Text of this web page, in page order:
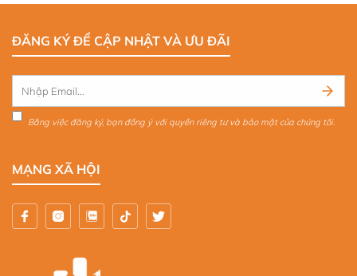
ĐĂNG KÝ ĐỂ CẬP NHẬT VÀ ƯU ĐÃI
Bằng việc đăng ký, bạn đồng ý với quyền riêng tư và bảo mật của chúng tôi.
MẠNG XÃ HỘI